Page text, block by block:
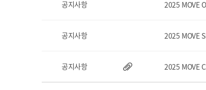
공지사항 2025 MOVE
공지사항 2025 MOVE
공지사항 2025 MOVE